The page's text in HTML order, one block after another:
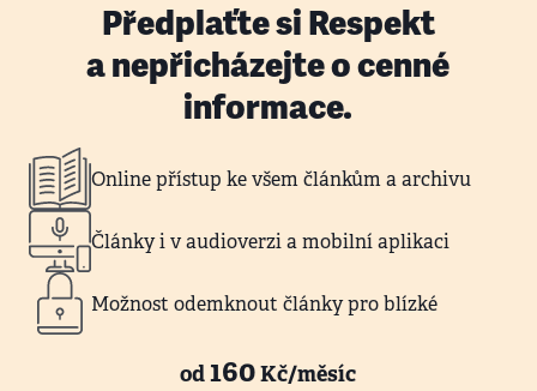
Předplaťte si Respekt
a nepřicházejte o cenné
informace.
Online přístup ke všem článkům a archivu
Články i v audioverzi a mobilní aplikaci
Možnost odemknout články pro blízké
od160Kč/měsíc